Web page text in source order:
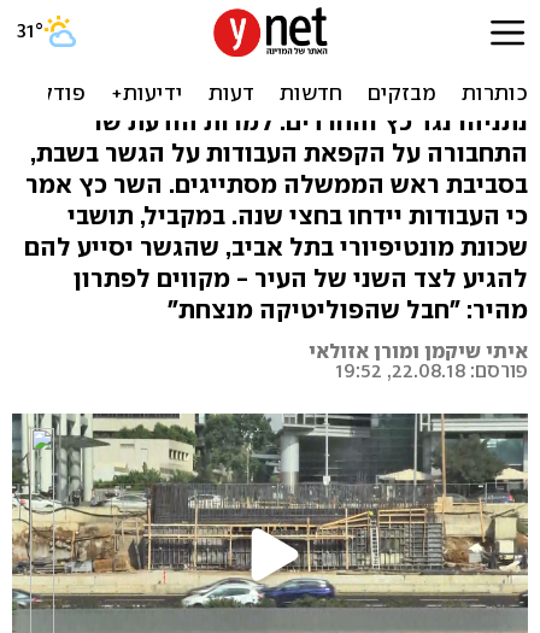
"לא סביר שיעצרו את נתיבי
איילון באמצע השבוע"
נתניהו נגד כץ והחרדים: למרות הודעת שר
התחבורה על הקפאת העבודות על הגשר בשבת,
בסביבת ראש הממשלה מסתייגים. השר כץ אמר
כי העבודות יידחו בחצי שנה. במקביל, תושבי
שכונת מונטיפיורי בתל אביב, שהגשר יסייע להם
להגיע לצד השני של העיר - מקווים לפתרון
מהיר: "חבל שהפוליטיקה מנצחת"
איתי שיקמן ומורן אזולאי
פורסם: 22.08.18, 19:52